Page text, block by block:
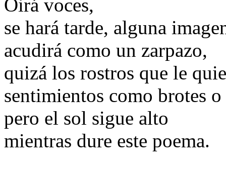
Oirá voces,
se hará tarde, alguna
acudirá como un zarpazo,
quizá los rostros que le
sentimientos como brotes o
pero el sol sigue alto
mientras dure este poema.